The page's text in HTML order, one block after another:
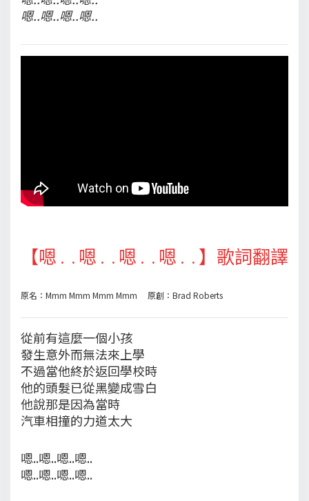
嗯..嗯..嗯..嗯..
【嗯..嗯..嗯..嗯..】歌詞翻譯
原名：Mmm Mmm Mmm Mmm 原創：Brad Roberts
從前有這麼一個小孩
發生意外而無法來上學
不過當他終於返回學校時
他的頭髮已從黑變成雪白
他說那是因為當時
汽車相撞的力道太大
嗯..嗯..嗯..嗯..
嗯..嗯..嗯..嗯..